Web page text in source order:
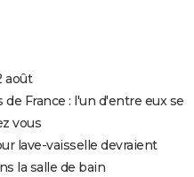
août
France : l'un d'entre eux se
vous
lave-vaisselle devraient
la salle de bain